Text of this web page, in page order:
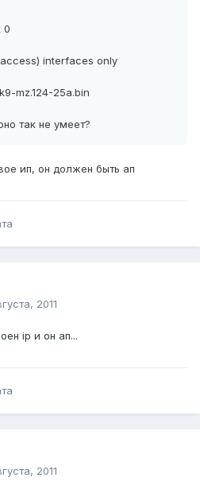
0
interfaces only
mz.124-25a.bin
так не умеет?
ип, он должен быть ап
2011
ip и он ап...
2011